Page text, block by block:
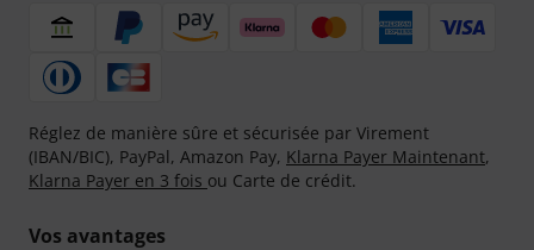
Réglez de manière sûre et sécurisée par Virement
(IBAN/BIC), PayPal, Amazon Pay, Klarna Payer Maintenant,
Klarna Payer en 3 fois ou Carte de crédit.
Vos avantages